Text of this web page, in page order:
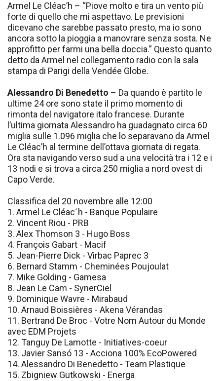
Armel Le Cléac’h – “Piove molto e tira un vento più
forte di quello che mi aspettavo. Le previsioni
dicevano che sarebbe passato presto, ma io sono
ancora sotto la pioggia a manovrare senza sosta. Ne
approfitto per farmi una bella doccia.” Questo quanto
detto da Armel nel collegamento radio con la sala
stampa di Parigi della Vendée Globe.
Alessandro Di Benedetto – Da quando è partito le
ultime 24 ore sono state il primo momento di
rimonta del navigatore italo francese. Durante
l’ultima giornata Alessandro ha guadagnato circa 60
miglia sulle 1.096 miglia che lo separavano da Armel
Le Cléac’h al termine dell’ottava giornata di regata.
Ora sta navigando verso sud a una velocità tra i 12 e i
13 nodi e si trova a circa 250 miglia a nord ovest di
Capo Verde.
Classifica del 20 novembre alle 12:00
1. Armel Le Cléac´h - Banque Populaire
2. Vincent Riou - PRB
3. Alex Thomson 3 - Hugo Boss
4. François Gabart - Macif
5. Jean-Pierre Dick - Virbac Paprec 3
6. Bernard Stamm - Cheminées Poujoulat
7. Mike Golding - Gamesa
8. Jean Le Cam - SynerCiel
9. Dominique Wavre - Mirabaud
10. Arnaud Boissières - Akena Vérandas
11. Bertrand De Broc - Votre Nom Autour du Monde
avec EDM Projets
12. Tanguy De Lamotte - Initiatives-coeur
13. Javier Sansó 13 - Acciona 100% EcoPowered
14. Alessandro Di Benedetto - Team Plastique
15. Zbigniew Gutkowski - Energa